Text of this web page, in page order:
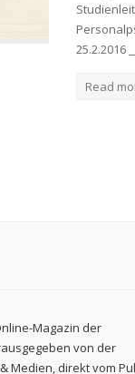
25.2.2016
Read
Magazin der
von der
Medien, direkt vom